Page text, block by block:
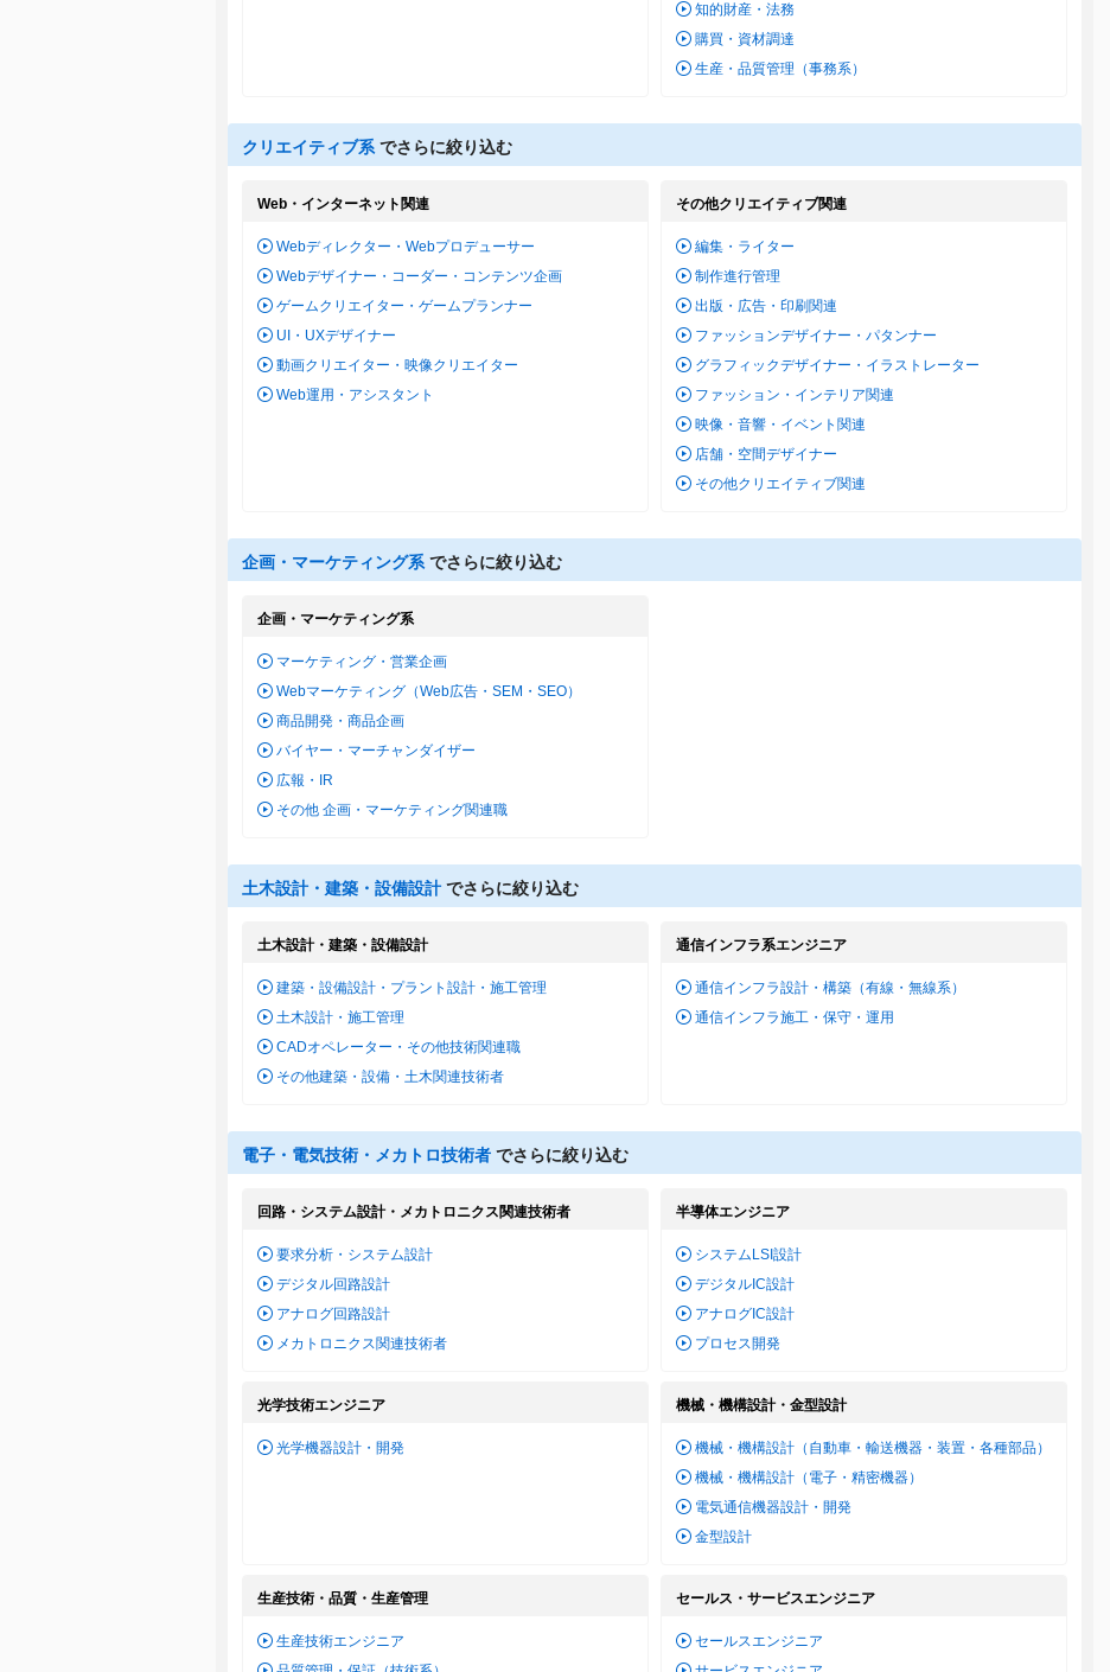
知的財産・法務
購買・資材調達
生産・品質管理（事務系）
クリエイティブ系 でさらに絞り込む
Web・インターネット関連
Webディレクター・Webプロデューサー
Webデザイナー・コーダー・コンテンツ企画
ゲームクリエイター・ゲームプランナー
UI・UXデザイナー
動画クリエイター・映像クリエイター
Web運用・アシスタント
その他クリエイティブ関連
編集・ライター
制作進行管理
出版・広告・印刷関連
ファッションデザイナー・パタンナー
グラフィックデザイナー・イラストレーター
ファッション・インテリア関連
映像・音響・イベント関連
店舗・空間デザイナー
その他クリエイティブ関連
企画・マーケティング系 でさらに絞り込む
企画・マーケティング系
マーケティング・営業企画
Webマーケティング（Web広告・SEM・SEO）
商品開発・商品企画
バイヤー・マーチャンダイザー
広報・IR
その他 企画・マーケティング関連職
土木設計・建築・設備設計 でさらに絞り込む
土木設計・建築・設備設計
建築・設備設計・プラント設計・施工管理
土木設計・施工管理
CADオペレーター・その他技術関連職
その他建築・設備・土木関連技術者
通信インフラ系エンジニア
通信インフラ設計・構築（有線・無線系）
通信インフラ施工・保守・運用
電子・電気技術・メカトロ技術者 でさらに絞り込む
回路・システム設計・メカトロニクス関連技術者
要求分析・システム設計
デジタル回路設計
アナログ回路設計
メカトロニクス関連技術者
半導体エンジニア
システムLSI設計
デジタルIC設計
アナログIC設計
プロセス開発
光学技術エンジニア
光学機器設計・開発
機械・機構設計・金型設計
機械・機構設計（自動車・輸送機器・装置・各種部品）
機械・機構設計（電子・精密機器）
電気通信機器設計・開発
金型設計
生産技術・品質・生産管理
生産技術エンジニア
セールス・サービスエンジニア
セールスエンジニア